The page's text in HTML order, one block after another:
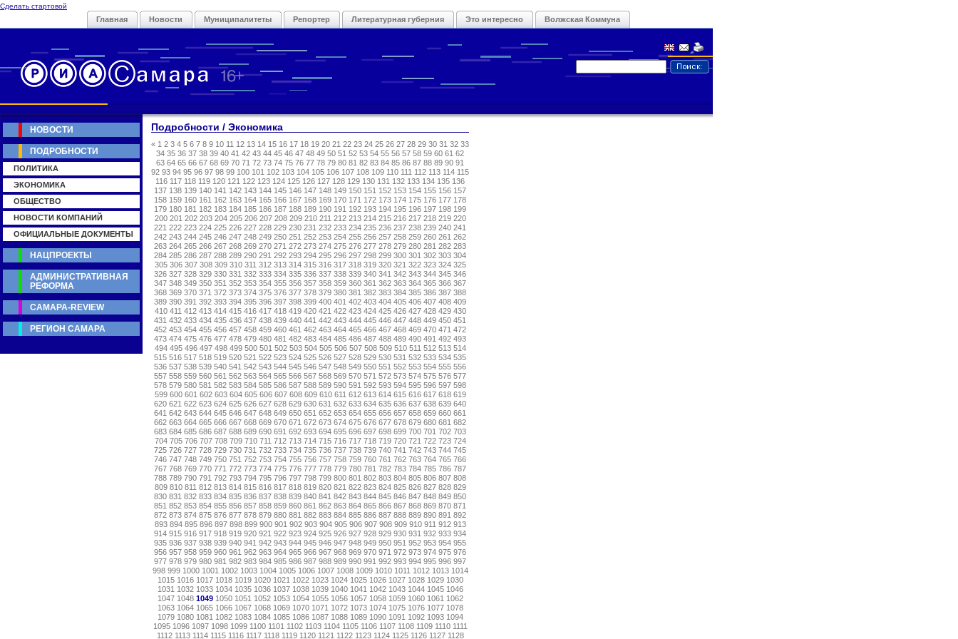
Сделать стартовой
Главная Новости Муниципалитеты Репортер Литературная губерния Это интересно Волжская Коммуна
Подробности / Экономика
« 1 2 3 4 5 6 7 8 9 10 11 12 13 14 15 16 17 18 19 20 21 22 23 24 25 26 27 28 29 30 31 32 33
34 35 36 37 38 39 40 41 42 43 44 45 46 47 48 49 50 51 52 53 54 55 56 57 58 59 60 61 62
63 64 65 66 67 68 69 70 71 72 73 74 75 76 77 78 79 80 81 82 83 84 85 86 87 88 89 90 91
92 93 94 95 96 97 98 99 100 101 102 103 104 105 106 107 108 109 110 111 112 113 114 115
116 117 118 119 120 121 122 123 124 125 126 127 128 129 130 131 132 133 134 135 136
137 138 139 140 141 142 143 144 145 146 147 148 149 150 151 152 153 154 155 156 157
158 159 160 161 162 163 164 165 166 167 168 169 170 171 172 173 174 175 176 177 178
179 180 181 182 183 184 185 186 187 188 189 190 191 192 193 194 195 196 197 198 199
200 201 202 203 204 205 206 207 208 209 210 211 212 213 214 215 216 217 218 219 220
221 222 223 224 225 226 227 228 229 230 231 232 233 234 235 236 237 238 239 240 241
242 243 244 245 246 247 248 249 250 251 252 253 254 255 256 257 258 259 260 261 262
263 264 265 266 267 268 269 270 271 272 273 274 275 276 277 278 279 280 281 282 283
284 285 286 287 288 289 290 291 292 293 294 295 296 297 298 299 300 301 302 303 304
305 306 307 308 309 310 311 312 313 314 315 316 317 318 319 320 321 322 323 324 325
326 327 328 329 330 331 332 333 334 335 336 337 338 339 340 341 342 343 344 345 346
347 348 349 350 351 352 353 354 355 356 357 358 359 360 361 362 363 364 365 366 367
368 369 370 371 372 373 374 375 376 377 378 379 380 381 382 383 384 385 386 387 388
389 390 391 392 393 394 395 396 397 398 399 400 401 402 403 404 405 406 407 408 409
410 411 412 413 414 415 416 417 418 419 420 421 422 423 424 425 426 427 428 429 430
431 432 433 434 435 436 437 438 439 440 441 442 443 444 445 446 447 448 449 450 451
452 453 454 455 456 457 458 459 460 461 462 463 464 465 466 467 468 469 470 471 472
473 474 475 476 477 478 479 480 481 482 483 484 485 486 487 488 489 490 491 492 493
494 495 496 497 498 499 500 501 502 503 504 505 506 507 508 509 510 511 512 513 514
515 516 517 518 519 520 521 522 523 524 525 526 527 528 529 530 531 532 533 534 535
536 537 538 539 540 541 542 543 544 545 546 547 548 549 550 551 552 553 554 555 556
557 558 559 560 561 562 563 564 565 566 567 568 569 570 571 572 573 574 575 576 577
578 579 580 581 582 583 584 585 586 587 588 589 590 591 592 593 594 595 596 597 598
599 600 601 602 603 604 605 606 607 608 609 610 611 612 613 614 615 616 617 618 619
620 621 622 623 624 625 626 627 628 629 630 631 632 633 634 635 636 637 638 639 640
641 642 643 644 645 646 647 648 649 650 651 652 653 654 655 656 657 658 659 660 661
662 663 664 665 666 667 668 669 670 671 672 673 674 675 676 677 678 679 680 681 682
683 684 685 686 687 688 689 690 691 692 693 694 695 696 697 698 699 700 701 702 703
704 705 706 707 708 709 710 711 712 713 714 715 716 717 718 719 720 721 722 723 724
725 726 727 728 729 730 731 732 733 734 735 736 737 738 739 740 741 742 743 744 745
746 747 748 749 750 751 752 753 754 755 756 757 758 759 760 761 762 763 764 765 766
767 768 769 770 771 772 773 774 775 776 777 778 779 780 781 782 783 784 785 786 787
788 789 790 791 792 793 794 795 796 797 798 799 800 801 802 803 804 805 806 807 808
809 810 811 812 813 814 815 816 817 818 819 820 821 822 823 824 825 826 827 828 829
830 831 832 833 834 835 836 837 838 839 840 841 842 843 844 845 846 847 848 849 850
851 852 853 854 855 856 857 858 859 860 861 862 863 864 865 866 867 868 869 870 871
872 873 874 875 876 877 878 879 880 881 882 883 884 885 886 887 888 889 890 891 892
893 894 895 896 897 898 899 900 901 902 903 904 905 906 907 908 909 910 911 912 913
914 915 916 917 918 919 920 921 922 923 924 925 926 927 928 929 930 931 932 933 934
935 936 937 938 939 940 941 942 943 944 945 946 947 948 949 950 951 952 953 954 955
956 957 958 959 960 961 962 963 964 965 966 967 968 969 970 971 972 973 974 975 976
977 978 979 980 981 982 983 984 985 986 987 988 989 990 991 992 993 994 995 996 997
998 999 1000 1001 1002 1003 1004 1005 1006 1007 1008 1009 1010 1011 1012 1013 1014
1015 1016 1017 1018 1019 1020 1021 1022 1023 1024 1025 1026 1027 1028 1029 1030
1031 1032 1033 1034 1035 1036 1037 1038 1039 1040 1041 1042 1043 1044 1045 1046
1047 10481049 1050 1051 1052 1053 1054 1055 1056 1057 1058 1059 1060 1061 1062
1063 1064 1065 1066 1067 1068 1069 1070 1071 1072 1073 1074 1075 1076 1077 1078
1079 1080 1081 1082 1083 1084 1085 1086 1087 1088 1089 1090 1091 1092 1093 1094
1095 1096 1097 1098 1099 1100 1101 1102 1103 1104 1105 1106 1107 1108 1109 1110 1111
1112 1113 1114 1115 1116 1117 1118 1119 1120 1121 1122 1123 1124 1125 1126 1127 1128
НОВОСТИ
ПОДРОБНОСТИ
ПОЛИТИКА
ЭКОНОМИКА
ОБЩЕСТВО
НОВОСТИ КОМПАНИЙ
ОФИЦИАЛЬНЫЕ ДОКУМЕНТЫ
НАЦПРОЕКТЫ
АДМИНИСТРАТИВНАЯ
РЕФОРМА
САМАРА-REVIEW
РЕГИОН САМАРА